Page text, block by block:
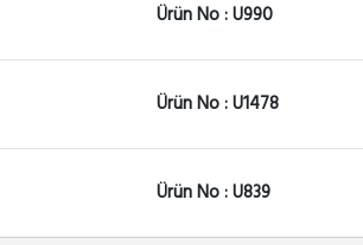
Ürün No : U990
Ürün No : U1478
Ürün No : U839